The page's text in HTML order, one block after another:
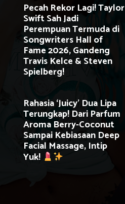
Pecah Rekor Lagi! Taylor
Swift Sah Jadi
Perempuan Termuda di
Songwriters Hall of
Fame 2026, Gandeng
Travis Kelce & Steven
Spielberg!
Rahasia ‘Juicy’ Dua Lipa
Terungkap! Dari Parfum
Aroma Berry-Coconut
Sampai Kebiasaan Deep
Facial Massage, Intip
Yuk!